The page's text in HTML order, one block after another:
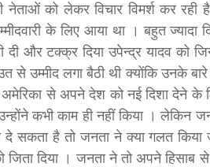
को लेकर विचार विमर्श कर रही
के लिए आया था । बहुत ज्यादा
दी और टक्क्र दिया उपेन्द्र यादव को
से उम्मीद लगा बैठी थी क्योंकि उनके
से अपने देश को नई दिशा देने के
कभी काम ही नहीं किया ।
सकता है तो जनता ने क्या गलत
जिता दिया । जनता ने तो अपने